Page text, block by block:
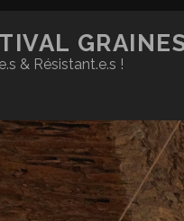
& Résistant.e.s !